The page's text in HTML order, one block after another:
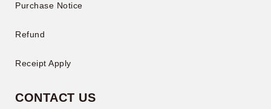
Purchase Notice
Refund
Receipt Apply
CONTACT US